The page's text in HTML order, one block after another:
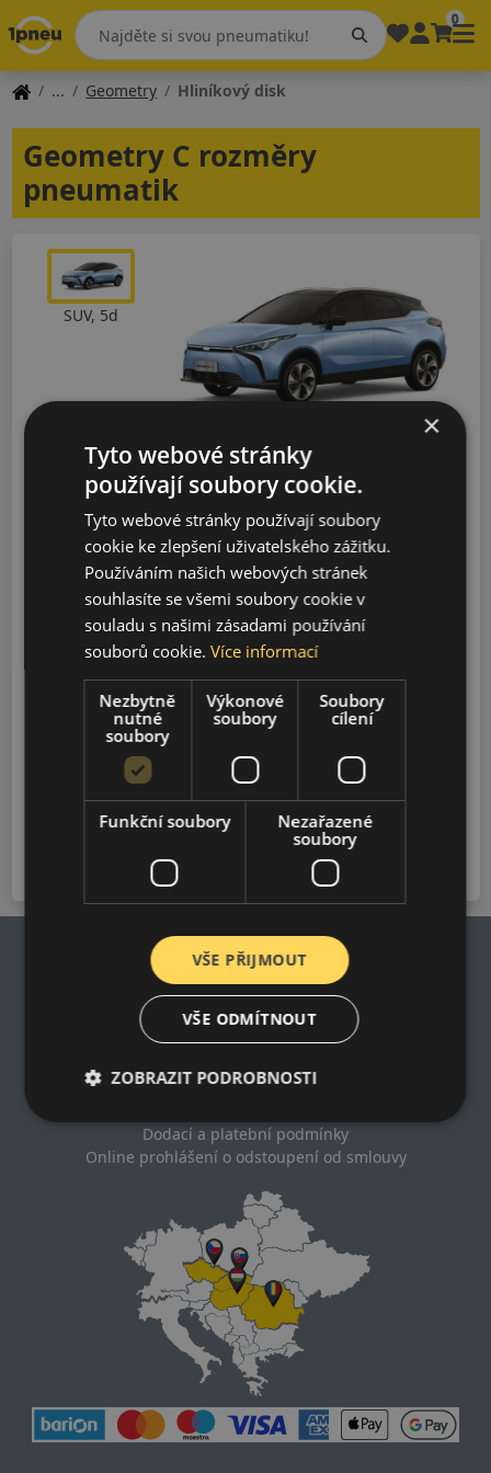
0
Geometry Hliníkový disk
Geometry C rozměry
pneumatik
SUV, 5d
SUV, 5d
Geometry C Facelift (2022-
2025)
2023
2024
Impresum
Zásady ochrany osobních údajů
Kontakt
Dodací a platební podmínky
Online prohlášení o odstoupení od smlouvy
×
Tyto webové stránky
používají soubory cookie.
Tyto webové stránky používají soubory
cookie ke zlepšení uživatelského zážitku.
Používáním našich webových stránek
souhlasíte se všemi soubory cookie v
souladu s našimi zásadami používání
souborů cookie.Více informací
Nezbytně
nutné
soubory
Výkonové
soubory
Soubory
cílení
Funkční soubory
Nezařazené
soubory
VŠE PŘIJMOUT
VŠE ODMÍTNOUT
ZOBRAZIT PODROBNOSTI